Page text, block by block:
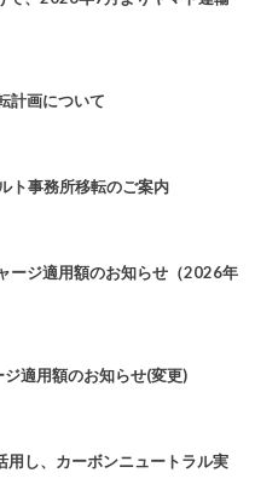
計画について
ト事務所移転のご案内
ージ適用額のお知らせ（2026年
適用額のお知らせ(変更)
用し、カーボンニュートラル実